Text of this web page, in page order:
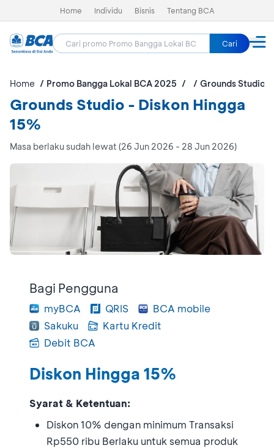
Home Individu Bisnis Tentang BCA
Cari
Home Promo Bangga Lokal BCA 2025 Grounds Studio
Grounds Studio - Diskon Hingga
15%
Masa berlaku sudah lewat (26 Jun 2026 - 28 Jun 2026)
Bagi Pengguna
myBCA QRIS
BCA mobile
Sakuku
Kartu Kredit
Debit BCA
Diskon Hingga 15%
Syarat & Ketentuan:
⁠Diskon 10% dengan minimum Transaksi
Rp550 ribu Berlaku untuk semua produk